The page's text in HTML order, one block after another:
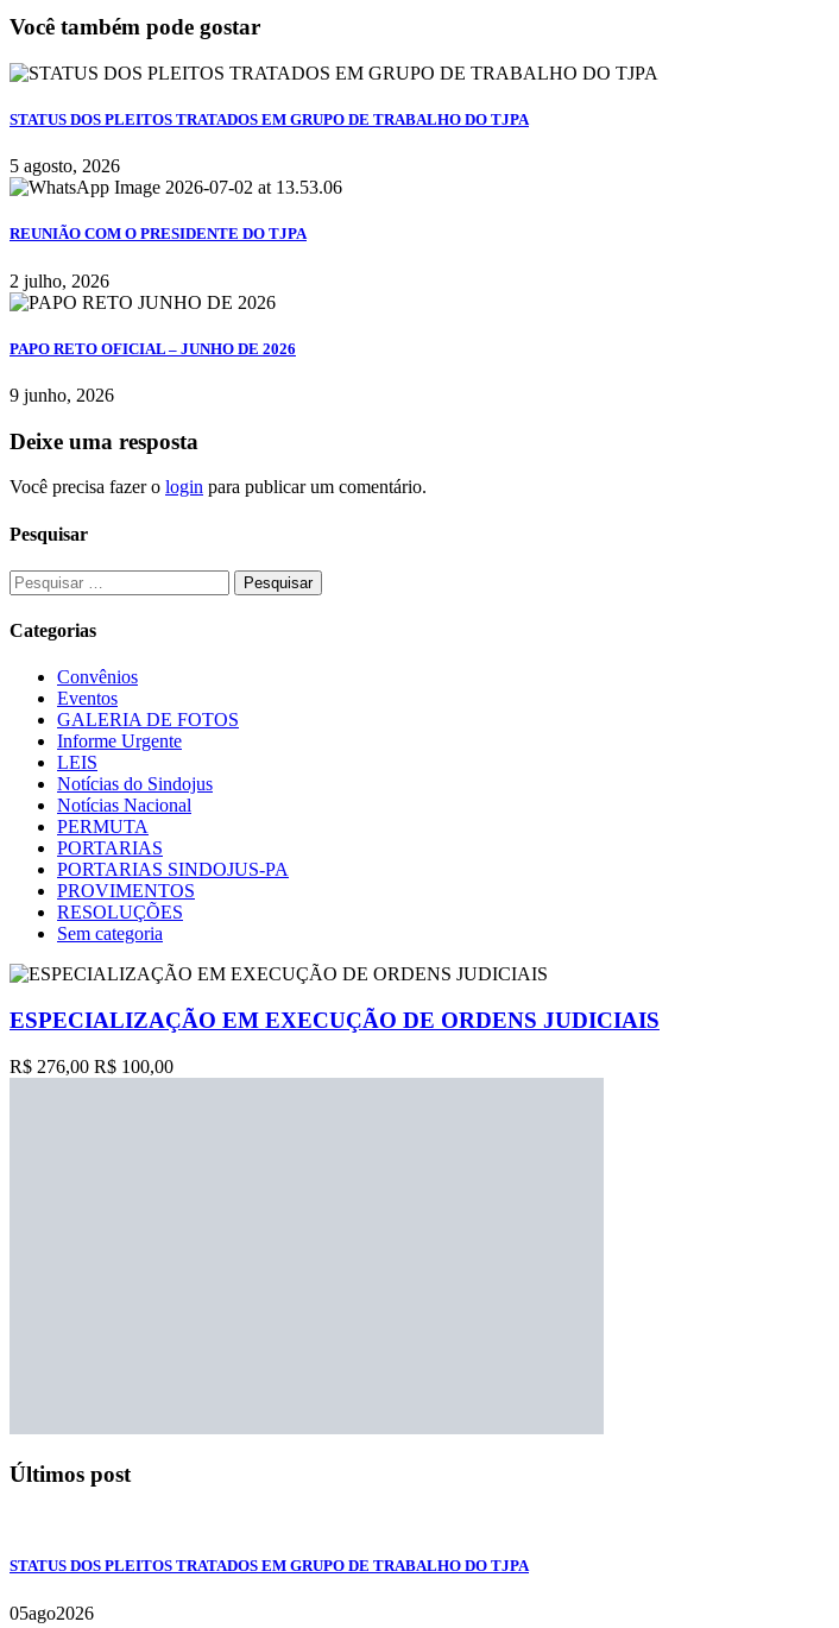
Você também pode gostar
STATUS DOS PLEITOS TRATADOS EM GRUPO DE TRABALHO DO TJPA
5 agosto, 2026
REUNIÃO COM O PRESIDENTE DO TJPA
2 julho, 2026
PAPO RETO OFICIAL – JUNHO DE 2026
9 junho, 2026
Deixe uma resposta
Você precisa fazer o login para publicar um comentário.
Pesquisar
Pesquisar
por:
Categorias
Convênios
Eventos
GALERIA DE FOTOS
Informe Urgente
LEIS
Notícias do Sindojus
Notícias Nacional
PERMUTA
PORTARIAS
PORTARIAS SINDOJUS-PA
PROVIMENTOS
RESOLUÇÕES
Sem categoria
ESPECIALIZAÇÃO EM EXECUÇÃO DE ORDENS JUDICIAIS
R$ 276,00 R$ 100,00
Últimos post
STATUS DOS PLEITOS TRATADOS EM GRUPO DE TRABALHO DO TJPA
05ago2026